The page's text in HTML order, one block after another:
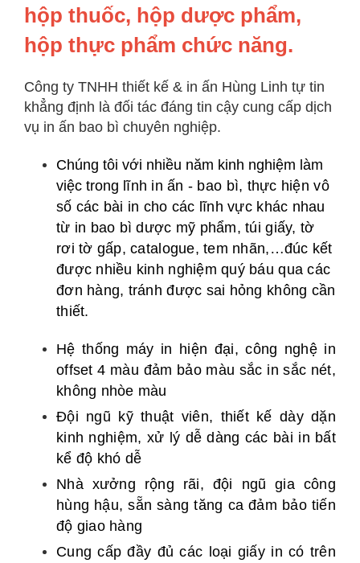
hộp thuốc, hộp dược phẩm,
hộp thực phẩm chức năng.
Công ty TNHH thiết kế & in ấn Hùng Linh tự tin
khẳng định là đối tác đáng tin cậy cung cấp dịch
vụ in ấn bao bì chuyên nghiệp.
Chúng tôi với nhiều năm kinh nghiệm làm
việc trong lĩnh in ấn - bao bì, thực hiện vô
số các bài in cho các lĩnh vực khác nhau
từ in bao bì dược mỹ phẩm, túi giấy, tờ
rơi tờ gấp, catalogue, tem nhãn,…đúc kết
được nhiều kinh nghiệm quý báu qua các
đơn hàng, tránh được sai hỏng không cần
thiết.
Hệ thống máy in hiện đại, công nghệ in
offset 4 màu đảm bảo màu sắc in sắc nét,
không nhòe màu
Đội ngũ kỹ thuật viên, thiết kế dày dặn
kinh nghiệm, xử lý dễ dàng các bài in bất
kể độ khó dễ
Nhà xưởng rộng rãi, đội ngũ gia công
hùng hậu, sẵn sàng tăng ca đảm bảo tiến
độ giao hàng
Cung cấp đầy đủ các loại giấy in có trên